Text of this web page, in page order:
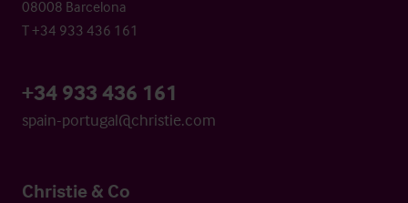
08008 Barcelona
T +34 933 436 161
+34 933 436 161
spain-portugal@christie.com
Christie & Co